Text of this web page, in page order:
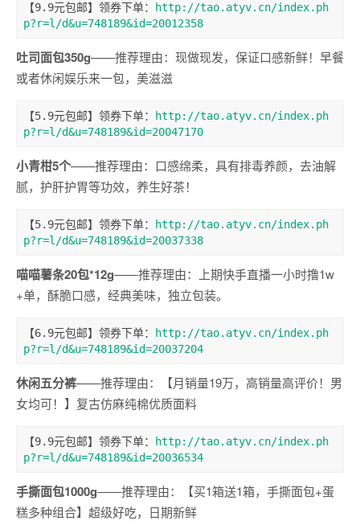
【9.9元包邮】领券下单：
http://tao.atyv.cn/index.ph
p?r=l/d&u=748189&id=20012358
吐司面包350g——推荐理由：现做现发，保证口感新鲜！早餐
或者休闲娱乐来一包，美滋滋
【5.9元包邮】领券下单：
http://tao.atyv.cn/index.ph
p?r=l/d&u=748189&id=20047170
小青柑5个——推荐理由：口感绵柔，具有排毒养颜，去油解
腻，护肝护胃等功效，养生好茶！
【5.9元包邮】领券下单：
http://tao.atyv.cn/index.ph
p?r=l/d&u=748189&id=20037338
喵喵薯条20包*12g——推荐理由：上期快手直播一小时撸1w
+单，酥脆口感，经典美味，独立包装。
【6.9元包邮】领券下单：
http://tao.atyv.cn/index.ph
p?r=l/d&u=748189&id=20037204
休闲五分裤——推荐理由：【月销量19万，高销量高评价！男
女均可！】复古仿麻纯棉优质面料
【9.9元包邮】领券下单：
http://tao.atyv.cn/index.ph
p?r=l/d&u=748189&id=20036534
手撕面包1000g——推荐理由：【买1箱送1箱，手撕面包+蛋
糕多种组合】超级好吃，日期新鲜